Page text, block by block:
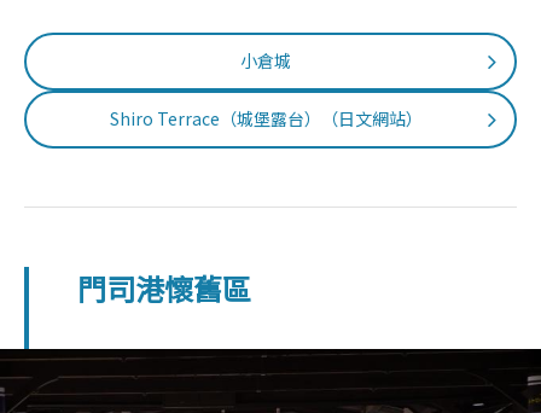
小倉城
Shiro Terrace（城堡露台）（日文網站）
門司港懷舊區